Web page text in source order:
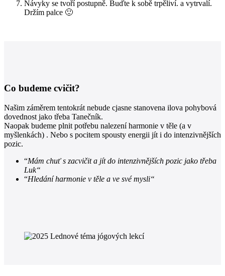
Návyky se tvoří postupně. Buďte k sobě trpěliví. a vytrvalí.
Držím palce 🙂
Co budeme cvičit?
Našim záměrem tentokrát nebude cjasne stanovena ilova pohybová
dovednost jako třeba Tanečník.
Naopak budeme plnit potřebu nalezení harmonie v těle (a v
myšlenkách) . Nebo s pocitem spousty energii jít i do intenzivnějších
pozic.
“Mám chuť s zacvičit a jít do intenzivnějších pozic jako třeba
Luk“
“Hledání harmonie v těle a ve své mysli“